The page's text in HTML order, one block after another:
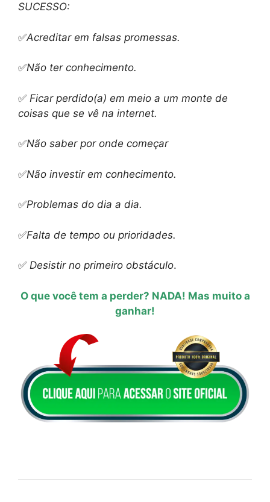
SUCESSO:
✅Acreditar em falsas promessas.
✅Não ter conhecimento.
✅ Ficar perdido(a) em meio a um monte de
coisas que se vê na internet.
✅Não saber por onde começar
✅Não investir em conhecimento.
✅Problemas do dia a dia.
✅Falta de tempo ou prioridades.
✅ Desistir no primeiro obstáculo.
O que você tem a perder? NADA! Mas muito a
ganhar!